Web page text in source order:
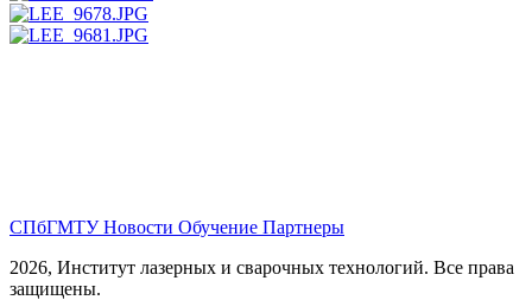
СПбГМТУНовости Обучение Партнеры
2026, Институт лазерных и сварочных технологий. Все права
защищены.